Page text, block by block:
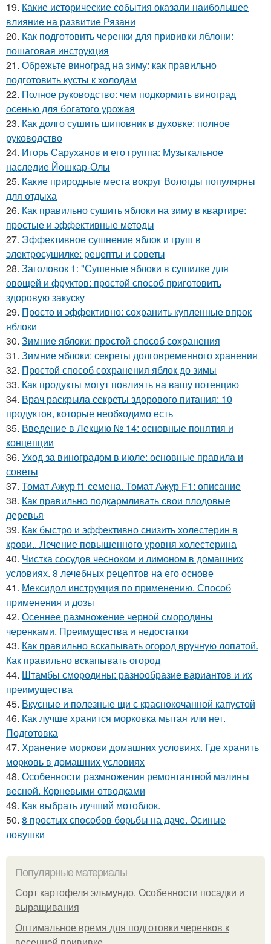
19. Какие исторические события оказали наибольшее
влияние на развитие Рязани
20. Как подготовить черенки для прививки яблони:
пошаговая инструкция
21. Обрежьте виноград на зиму: как правильно
подготовить кусты к холодам
22. Полное руководство: чем подкормить виноград
осенью для богатого урожая
23. Как долго сушить шиповник в духовке: полное
руководство
24. Игорь Саруханов и его группа: Музыкальное
наследие Йошкар-Олы
25. Какие природные места вокруг Вологды популярны
для отдыха
26. Как правильно сушить яблоки на зиму в квартире:
простые и эффективные методы
27. Эффективное сушнение яблок и груш в
электросушилке: рецепты и советы
28. Заголовок 1: "Сушеные яблоки в сушилке для
овощей и фруктов: простой способ приготовить
здоровую закуску
29. Просто и эффективно: сохранить купленные впрок
яблоки
30. Зимние яблоки: простой способ сохранения
31. Зимние яблоки: секреты долговременного хранения
32. Простой способ сохранения яблок до зимы
33. Как продукты могут повлиять на вашу потенцию
34. Врач раскрыла секреты здорового питания: 10
продуктов, которые необходимо есть
35. Введение в Лекцию № 14: основные понятия и
концепции
36. Уход за виноградом в июле: основные правила и
советы
37. Томат Ажур f1 семена. Томат Ажур F1: описание
38. Как правильно подкармливать свои плодовые
деревья
39. Как быстро и эффективно снизить холестерин в
крови.. Лечение повышенного уровня холестерина
40. Чистка сосудов чесноком и лимоном в домашних
условиях. 8 лечебных рецептов на его основе
41. Мексидол инструкция по применению. Способ
применения и дозы
42. Осеннее размножение черной смородины
черенками. Преимущества и недостатки
43. Как правильно вскапывать огород вручную лопатой.
Как правильно вскапывать огород
44. Штамбы смородины: разнообразие вариантов и их
преимущества
45. Вкусные и полезные щи с краснокочанной капустой
46. Как лучше хранится морковка мытая или нет.
Подготовка
47. Хранение моркови домашних условиях. Где хранить
морковь в домашних условиях
48. Особенности размножения ремонтантной малины
весной. Корневыми отводками
49. Как выбрать лучший мотоблок.
50. 8 простых способов борьбы на даче. Осиные
ловушки
Популярные материалы
Сорт картофеля эльмундо. Особенности посадки и
выращивания
Оптимальное время для подготовки черенков к